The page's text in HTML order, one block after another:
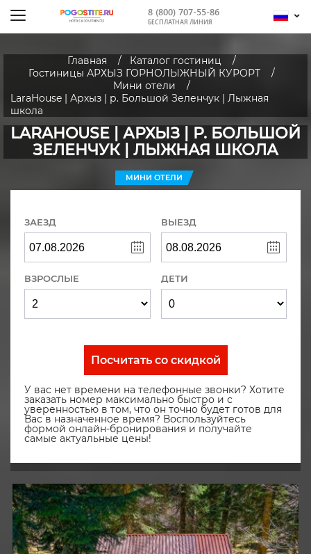
8 (800) 707-55-86
БЕСПЛАТНАЯ ЛИНИЯ
Главная
Каталог гостиниц
Гостиницы АРХЫЗ ГОРНОЛЫЖНЫЙ КУРОРТ
Мини отели
LaraHouse | Архыз | р. Большой Зеленчук | Лыжная
школа
LARAHOUSE | АРХЫЗ | Р. БОЛЬШОЙ
ЗЕЛЕНЧУК | ЛЫЖНАЯ ШКОЛА
МИНИ ОТЕЛИ
ЗАЕЗД ВЫЕЗД
ВЗРОСЛЫЕ ДЕТИ
Посчитать со скидкой
У вас нет времени на телефонные звонки? Хотите
заказать номер максимально быстро и с
уверенностью в том, что он точно будет готов для
Вас в назначенное время? Воспользуйтесь
формой онлайн-бронирования и получайте
самые актуальные цены!